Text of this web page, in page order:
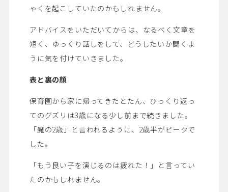
ゃくを起こしていたのかもしれません。
アドバイスをいただいてからは、なるべく文章を
短く、ゆっくり話しをして、どうしたいか聞くよ
うに気を付けていきました。
表と裏の顔
保育園から家に帰ってきたとたん、ひっくり返っ
てのグズリは3歳になる少し前まで続きました。
「魔の2歳」と言われるように、2歳半がピークで
した。
「もう良い子を演じるのは疲れた！」と言ってい
たのかもしれません。